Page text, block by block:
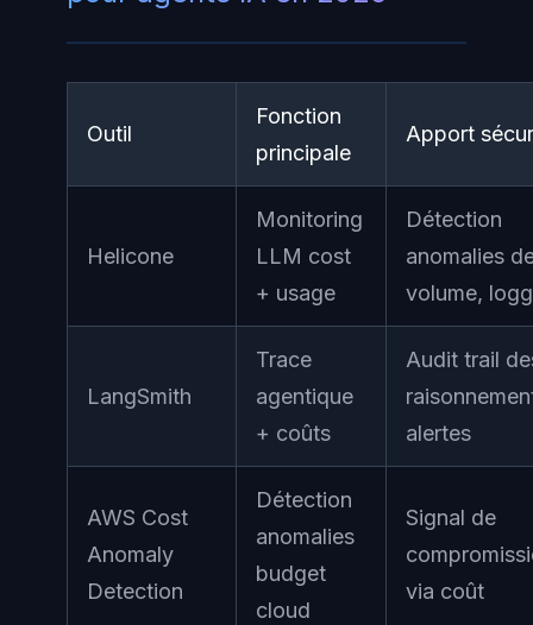
Outil
Fonction
principale
Apport
Helicone
Monitoring
LLM cost
+ usage
Détection
anomalies
volume,
LangSmith
Trace
agentique
+ coûts
Audit trail
alertes
AWS Cost
Anomaly
Detection
Détection
anomalies
budget
cloud
Signal de
via coût